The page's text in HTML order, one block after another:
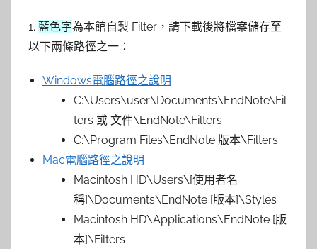
考
服
部
1. 藍色字為本館自製 Filter，請下載後將檔案儲存至
以下兩條路徑之一：
Windows電腦路徑之說明
C:\Users\user\Documents\EndNote\Fil
ters 或 文件\EndNote\Filters
C:\Program Files\EndNote 版本\Filters
Mac電腦路徑之說明
Macintosh HD\Users\[使用者名
稱]\Documents\EndNote [版本]\Styles
Macintosh HD\Applications\EndNote [版
本]\Filters